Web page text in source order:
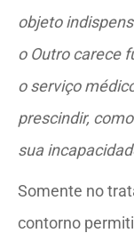
objeto
o Outro carece
o serviço
prescindir,
sua
Somente no
contorno